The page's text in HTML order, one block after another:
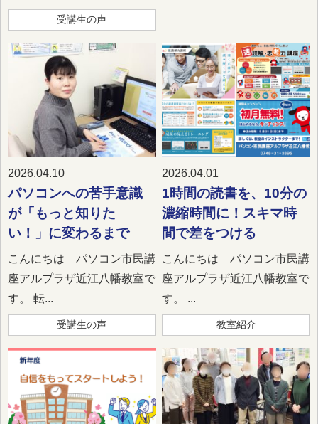
受講生の声
2026.04.10
パソコンへの苦手意識
が「もっと知りた
い！」に変わるまで
こんにちは パソコン市民講
座アルプラザ近江八幡教室で
す。 転...
受講生の声
2026.04.01
1時間の読書を、10分の
濃縮時間に！スキマ時
間で差をつける
こんにちは パソコン市民講
座アルプラザ近江八幡教室で
す。 ...
教室紹介